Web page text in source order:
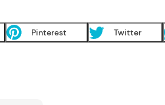
Pinterest Twitter